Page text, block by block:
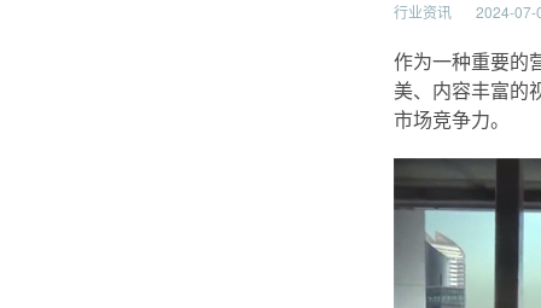
行业资讯 2024-07-
作为一种重要的
美、内容丰富的
市场竞争力。